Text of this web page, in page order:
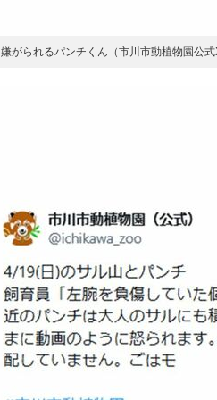
嫌がられるパンチくん（市川市動植物園公